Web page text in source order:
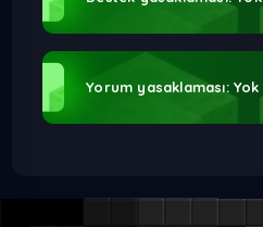
Yorum yasaklaması: Yok